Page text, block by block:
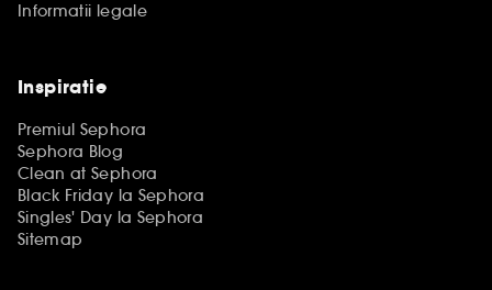
Informatii legale
Inspiratie
Premiul Sephora
Sephora Blog
Clean at Sephora
Black Friday la Sephora
Singles' Day la Sephora
Sitemap